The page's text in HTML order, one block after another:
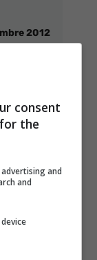
2012
consent
the
and
and